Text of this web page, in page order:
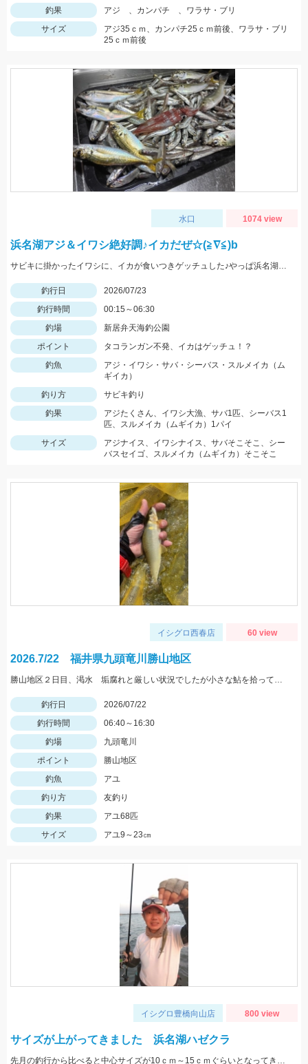
釣果
アジ 、カンパチ 、ワラサ・ブリ
サイズ
アジ35ｃｍ、カンパチ25ｃｍ前後、ワラサ・ブリ
25ｃｍ前後
水口 1074 view
浜名湖アジ＆イワシ絶好調♪イカだぜ☆(≧∇≦)b
サビキに掛かったイワシに、イカが食いつきゲッチュした♪やっぱ浜名湖ドリーム♡
釣行日
2026/07/23
釣行時間
00:15～06:30
釣場
新居弁天海釣公園
ポイント
タコランガン不発、イカはゲッチュ！？
釣魚
アジ・イワシ・サバ・シーバス・スルメイカ（ム
ギイカ）
釣り方
サビキ釣り
釣果
アジたくさん、イワシ大漁、サバ1匹、シーバス1
匹、スルメイカ（ムギイカ）1パイ
サイズ
アジナイス、イワシナイス、サバそこそこ、シー
バスセイゴ、スルメイカ（ムギイカ）そこそこ
イシグロ西春店 60 view
2026.7/22 福井県九頭竜川勝山地区
勝山地区２日目、渇水 垢腐れと厳しい状況でしたが小さな鮎を拾って行ったら良型が混じりました♪
釣行日
2026/07/22
釣行時間
06:40～16:30
釣場
九頭竜川
ポイント
勝山地区
釣魚
アユ
釣り方
友釣り
釣果
アユ68匹
サイズ
アユ9～23㎝
イシグロ豊橋向山店 800 view
サイズが上がってきました 浜名湖ハゼクラ
先月の釣行から比べると中心サイズが10ｃｍ～15ｃｍぐらいとなってきています カラーローテーションが釣果を伸ばすコツです